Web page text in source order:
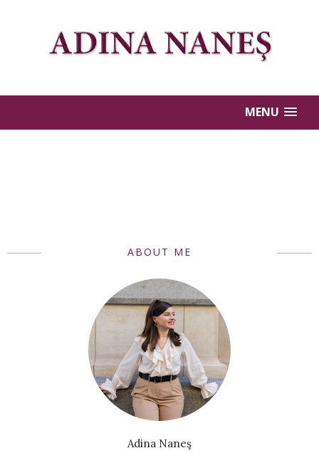
MENU
ABOUT ME
Adina Naneş